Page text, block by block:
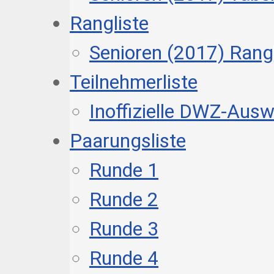
Rangliste
Senioren (2017)
Teilnehmerliste
Inoffizielle DWZ-
Paarungsliste
Runde 1
Runde 2
Runde 3
Runde 4